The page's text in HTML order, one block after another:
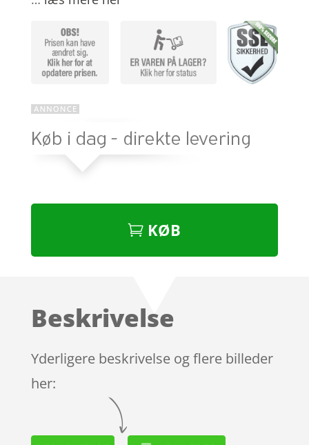
KØB
Beskrivelse
Yderligere beskrivelse og flere billeder
her: